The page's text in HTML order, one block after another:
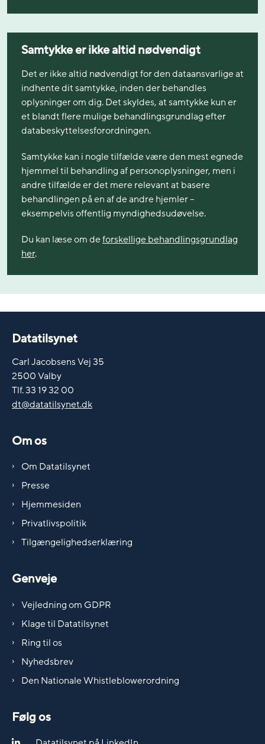
Samtykke er ikke altid nødvendigt
Det er ikke altid nødvendigt for den dataansvarlige at
indhente dit samtykke, inden der behandles
oplysninger om dig. Det skyldes, at samtykke kun er
et blandt flere mulige behandlingsgrundlag efter
databeskyttelsesforordningen.
Samtykke kan i nogle tilfælde være den mest egnede
hjemmel til behandling af personoplysninger, men i
andre tilfælde er det mere relevant at basere
behandlingen på en af de andre hjemler –
eksempelvis offentlig myndighedsudøvelse.
Du kan læse om deforskellige behandlingsgrundlag
her.
Datatilsynet
Carl Jacobsens Vej 35
2500 Valby
Tlf. 33 19 32 00
dt@datatilsynet.dk
Om os
Om Datatilsynet
Presse
Hjemmesiden
Privatlivspolitik
Tilgængelighedserklæring
Genveje
Vejledning om GDPR
Klage til Datatilsynet
Ring til os
Nyhedsbrev
Den Nationale Whistleblowerordning
Følg os